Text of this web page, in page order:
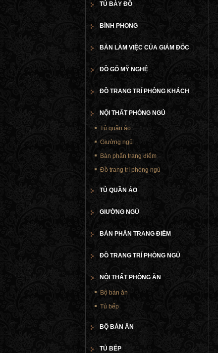
TỦ BÀY ĐỒ
BÌNH PHONG
BÀN LÀM VIỆC CỦA GIÁM ĐỐC
ĐỒ GỖ MỸ NGHỆ
ĐỒ TRANG TRÍ PHÒNG KHÁCH
NỘI THẤT PHÒNG NGỦ
Tủ quần áo
Giường ngủ
Bàn phấn trang điểm
Đồ trang trí phòng ngủ
TỦ QUẦN ÁO
GIƯỜNG NGỦ
BÀN PHẤN TRANG ĐIỂM
ĐỒ TRANG TRÍ PHÒNG NGỦ
NỘI THẤT PHÒNG ĂN
Bộ bàn ăn
Tủ bếp
BỘ BÀN ĂN
TỦ BẾP